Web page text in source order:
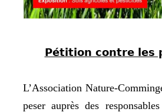
Pétition contre les
L’Association Nature-
peser auprès des